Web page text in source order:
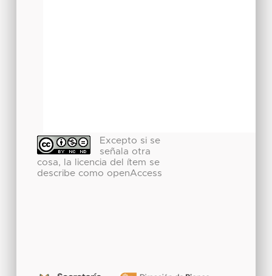
Excepto si se
señala otra
cosa, la licencia del ítem se
describe como openAccess